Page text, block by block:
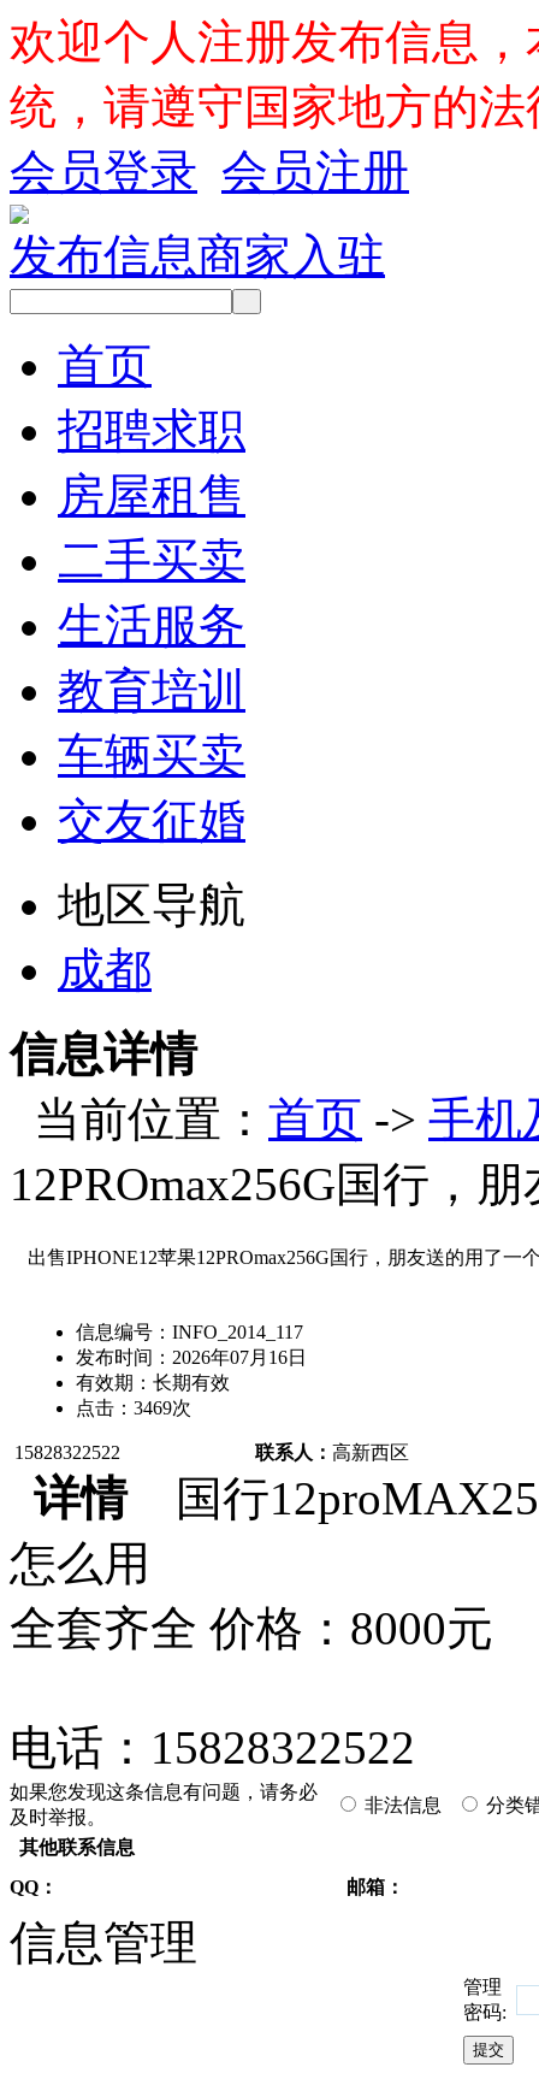
欢迎个人注册发布信息
统，请遵守国家地方的
会员登录 会员注册
发布信息商家入驻
首页
招聘求职
房屋租售
二手买卖
生活服务
教育培训
车辆买卖
交友征婚
地区导航
成都
信息详情
当前位置： 首页 -> 手机
12PROmax256G国行，
出售IPHONE12苹果12PROmax256G国行，朋友送的用了一
信息编号： INFO_2014_117
发布时间： 2026年07月16日
有效期： 长期有效
点击： 3469次
15828322522 联系人： 高新西区
详情
国行
怎么用
全套齐全 价格：8000元
电话：15828322522
如果您发现这条信息有问题，请务必
及时举报。
非法信息 分类
其他联系信息
QQ：
邮箱：
信息管理
管理
密码: